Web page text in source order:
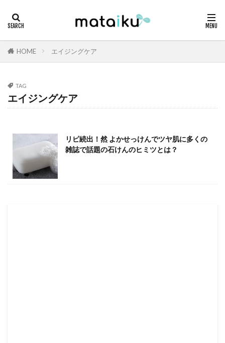
HOME エイジングケア
TAG
エイジングケア
リピ続出！然 よかせっけんでツヤ肌に多くの
雑誌で話題の石けんのヒミツとは？